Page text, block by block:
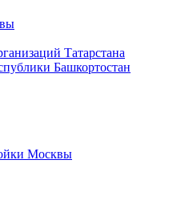
Татарстана
Башкортостан
Москвы